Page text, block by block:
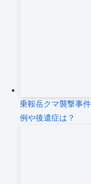
乗鞍岳クマ襲撃事
例や後遺症は？